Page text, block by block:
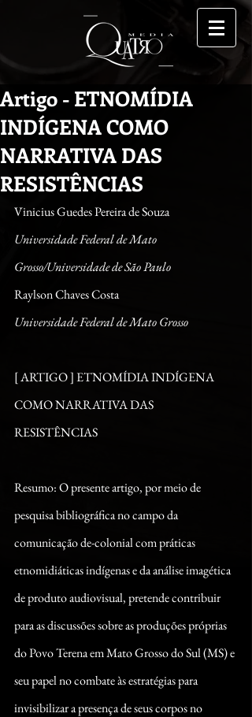
Artigo - ETNOMÍDIA
INDÍGENA COMO
NARRATIVA DAS
RESISTÊNCIAS
Vinicius Guedes Pereira de Souza
Universidade Federal de Mato
Grosso/Universidade de São Paulo
Raylson Chaves Costa
Universidade Federal de Mato Grosso
[ ARTIGO ] ETNOMÍDIA INDÍGENA
COMO NARRATIVA DAS
RESISTÊNCIAS
Resumo: O presente artigo, por meio de
pesquisa bibliográfica no campo da
comunicação de-colonial com práticas
etnomidiáticas indígenas e da análise imagética
de produto audiovisual, pretende contribuir
para as discussões sobre as produções próprias
do Povo Terena em Mato Grosso do Sul (MS) e
seu papel no combate às estratégias para
invisibilizar a presença de seus corpos no